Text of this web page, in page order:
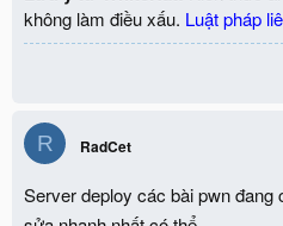
không làm điều xấu. Luật pháp
R RadCet
Server deploy các bài pwn